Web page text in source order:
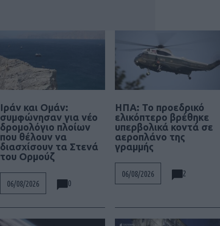
Ιράν και Ομάν:
συμφώνησαν για νέο
δρομολόγιο πλοίων
που θέλουν να
διασχίσουν τα Στενά
του Ορμούζ
06/08/2026 0
ΗΠΑ: Το προεδρικό
ελικόπτερο βρέθηκε
υπερβολικά κοντά σε
αεροπλάνο της
γραμμής
06/08/2026 2